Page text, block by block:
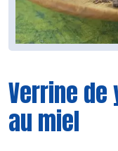
Verrine
au miel